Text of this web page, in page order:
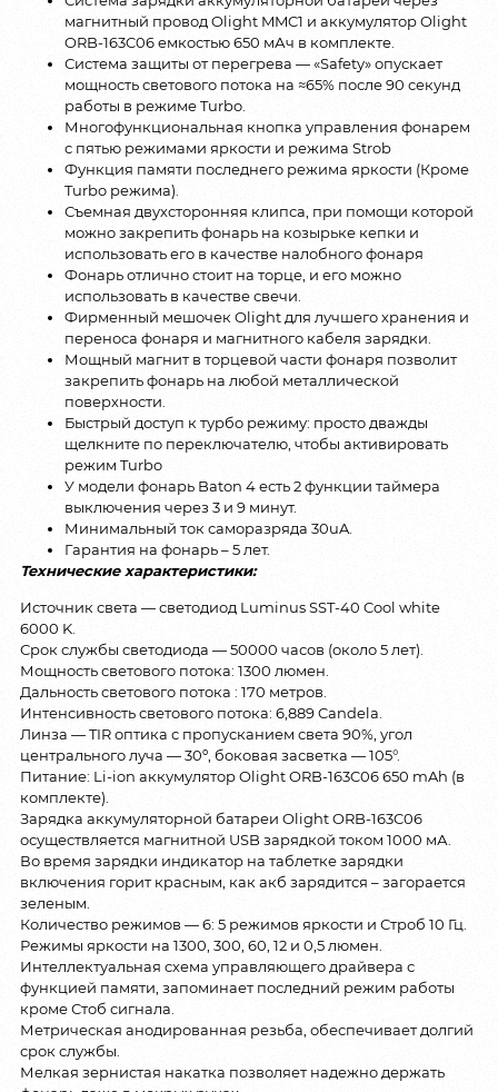
магнитный провод Olight MMC1 и аккумулятор Olight
ORB-163C06 емкостью 650 мАч в комплекте.
Система защиты от перегрева — «Safety» опускает
мощность светового потока на ≈65% после 90 секунд
работы в режиме Turbo.
Многофункциональная кнопка управления фонарем
с пятью режимами яркости и режима Strob
Функция памяти последнего режима яркости (Кроме
Turbo режима).
Съемная двухсторонняя клипса, при помощи которой
можно закрепить фонарь на козырьке кепки и
использовать его в качестве налобного фонаря
Фонарь отлично стоит на торце, и его можно
использовать в качестве свечи.
Фирменный мешочек Olight для лучшего хранения и
переноса фонаря и магнитного кабеля зарядки.
Мощный магнит в торцевой части фонаря позволит
закрепить фонарь на любой металлической
поверхности.
Быстрый доступ к турбо режиму: просто дважды
щелкните по переключателю, чтобы активировать
режим Turbo
У модели фонарь Baton 4 есть 2 функции таймера
выключения через 3 и 9 минут.
Минимальный ток саморазряда 30uA.
Гарантия на фонарь – 5 лет.
Технические характеристики:
Источник света — светодиод Luminus SST-40 Cool white
6000 K.
Срок службы светодиода — 50000 часов (около 5 лет).
Мощность светового потока: 1300 люмен.
Дальность светового потока : 170 метров.
Интенсивность светового потока: 6,889 Candela.
Линза — TIR оптика с пропусканием света 90%, угол
центрального луча — 30º, боковая засветка — 105°.
Питание: Li-ion аккумулятор Olight ORB-163C06 650 mAh (в
комплекте).
Зарядка аккумуляторной батареи Olight ORB-163C06
осуществляется магнитной USB зарядкой током 1000 мА.
Во время зарядки индикатор на таблетке зарядки
включения горит красным, как акб зарядится – загорается
зеленым.
Количество режимов — 6: 5 режимов яркости и Строб 10 Гц.
Режимы яркости на 1300, 300, 60, 12 и 0,5 люмен.
Интеллектуальная схема управляющего драйвера с
функцией памяти, запоминает последний режим работы
кроме Стоб сигнала.
Метрическая анодированная резьба, обеспечивает долгий
срок службы.
Мелкая зернистая накатка позволяет надежно держать